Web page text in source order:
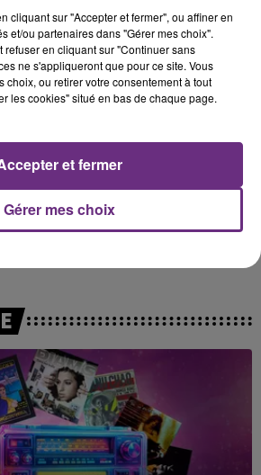
13h34
13h34
TEDDY SWIMS
cliquant sur "Accepter et fermer", ou affiner en
et/ou partenaires dans "Gérer mes choix".
refuser en cliquant sur "Continuer sans
ne s'appliqueront que pour ce site. Vous
choix, ou retirer votre consentement à tout
les cookies" situé en bas de chaque page.
Gérer mes choix
et fermer